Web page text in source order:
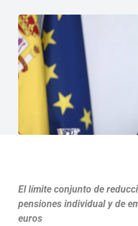
El límite conjunto de
pensiones individual y de
euros